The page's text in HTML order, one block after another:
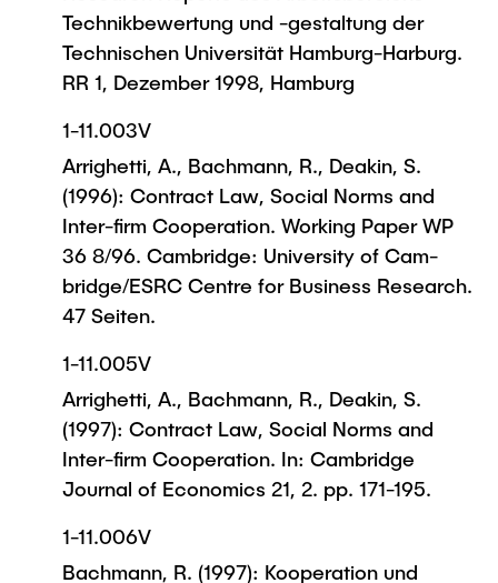
Technikbewertung und -gestaltung der
Technischen Universität Hamburg-Harburg.
RR 1, Dezember 1998, Hamburg
1-11.003V
Arrighetti, A., Bachmann, R., Deakin, S.
(1996): Contract Law, Social Norms and
Inter-firm Cooperation. Working Paper WP
36 8/96. Cambridge: University of Cam-
bridge/ESRC Centre for Business Research.
47 Seiten.
1-11.005V
Arrighetti, A., Bachmann, R., Deakin, S.
(1997): Contract Law, Social Norms and
Inter-firm Cooperation. In: Cambridge
Journal of Economics 21, 2. pp. 171-195.
1-11.006V
Bachmann, R. (1997): Kooperation und